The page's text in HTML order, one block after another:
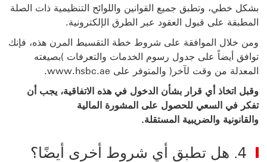
بشكل خطي، وتطبق جميع القوانين واللوائح التنظيمية ذات الصلة
المطبقة على قبول العقود عبر الطرق الإلكترونية.
ومن خلال الموافقة على شروط خطة التقسيط المرن هذه، فإنك
توافق أيضاً على جدول رسوم الخدمات والتعرفات )بصيغته
المعدلة من وقت لآخر( والمتوفر على www.hsbc.ae.
وقبل اتخاذ أي قرار بشأن الدخول في هذه الاتفاقية، يجب أن
تفكر في السعي للحصول على المشورة المالية
والقانونية والضريبية المستقلة.
4. هل تطبق أي شروط أخرى أيضًا؟